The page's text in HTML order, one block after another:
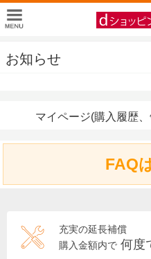
お知らせ
マイページ(購入履歴
FAQ
充実の延長補償
購入金額内で 何度